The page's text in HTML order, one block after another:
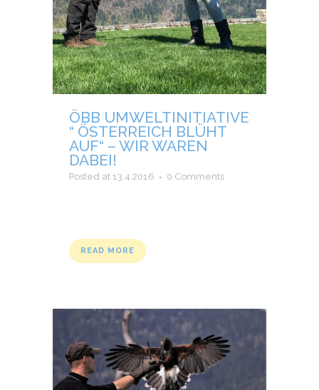
ÖBB UMWELTINITIATIVE
“ ÖSTERREICH BLÜHT
AUF“ – WIR WAREN
DABEI!
Posted at 13.4.2016 0 Comments
READ MORE